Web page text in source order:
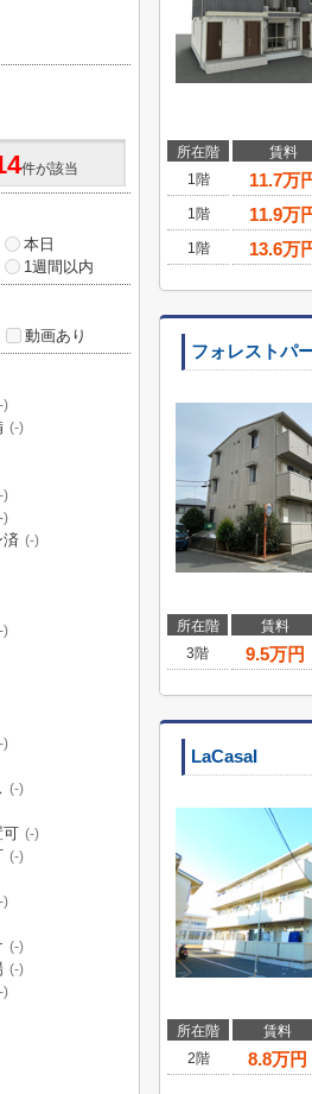
所在階 賃料
1階
11.7万
1階
11.9万
1階
13.6万
フォレストパ
所在階 賃料
3階
9.5万円
LaCasaI
所在階 賃料
2階
8.8万円
件が該当
本日
1週間以内
動画あり
)
(-)
)
)
済 (-)
)
)
(-)
可 (-)
(-)
)
(-)
(-)
)